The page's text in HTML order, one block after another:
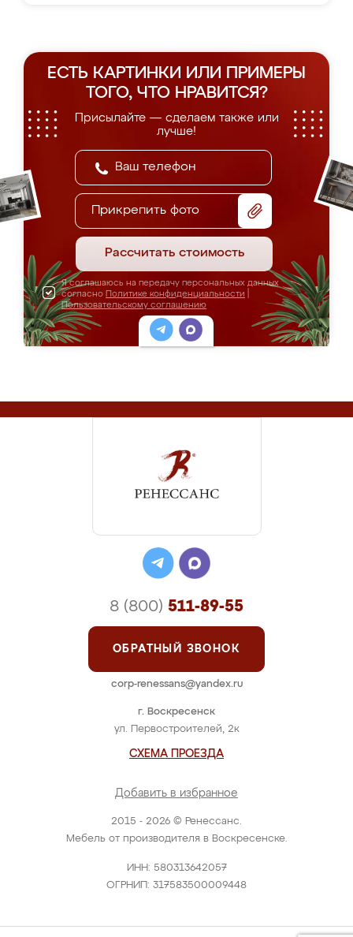
ЕСТЬ КАРТИНКИ ИЛИ ПРИМЕРЫ
ТОГО, ЧТО НРАВИТСЯ?
Присылайте — сделаем также или
лучше!
Прикрепить фото
Рассчитать стоимость
Я соглашаюсь на передачу персональных данных
согласно Политике конфиденциальности
Пользовательскому соглашению
2015 - 2026 © Ренессанс.
Мебель от производителя в Воскресенске.
ИНН: 580313642057
ОГРНИП: 317583500009448
г. Воскресенск
ул. Первостроителей, 2к
СХЕМА ПРОЕЗДА
Добавить в избранное
8 (800) 511-89-55
ОБРАТНЫЙ ЗВОНОК
corp-renessans@yandex.ru